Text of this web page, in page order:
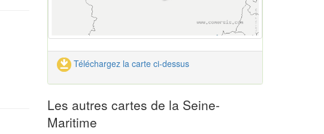
Téléchargez la carte ci-dessus
Les autres cartes de la Seine-
Maritime